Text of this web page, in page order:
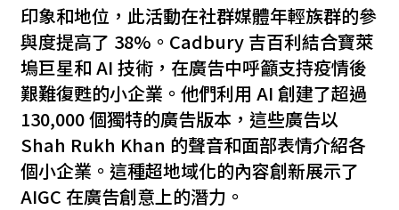
印象和地位，此活動在社群媒體年輕族群的參
與度提高了 38%。Cadbury 吉百利結合寶萊
塢巨星和 AI 技術，在廣告中呼籲支持疫情後
艱難復甦的小企業。他們利用 AI 創建了超過
130,000 個獨特的廣告版本，這些廣告以
Shah Rukh Khan 的聲音和面部表情介紹各
個小企業。這種超地域化的內容創新展示了
AIGC 在廣告創意上的潛力。